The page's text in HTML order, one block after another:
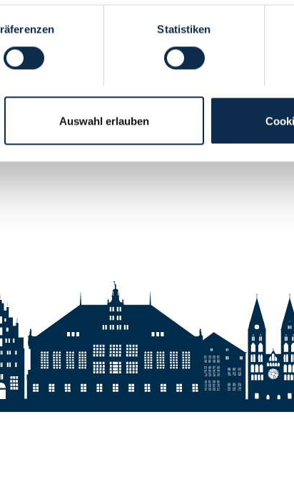
Statistiken
Auswahl erlauben